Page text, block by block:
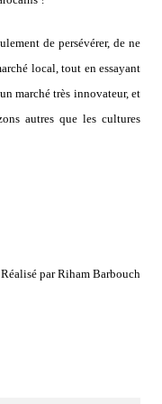
de persévérer, de ne
local, tout en essayant
marché très innovateur, et
autres que les cultures
Réalisé par Riham Barbouch